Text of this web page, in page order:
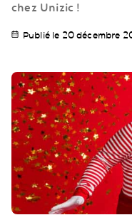
chez Unizic !
Publié le 20 décembre